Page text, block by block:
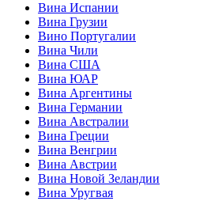
Вина Испании
Вина Грузии
Вино Португалии
Вина Чили
Вина США
Вина ЮАР
Вина Аргентины
Вина Германии
Вина Австралии
Вина Греции
Вина Венгрии
Вина Австрии
Вина Новой Зеландии
Вина Уругвая